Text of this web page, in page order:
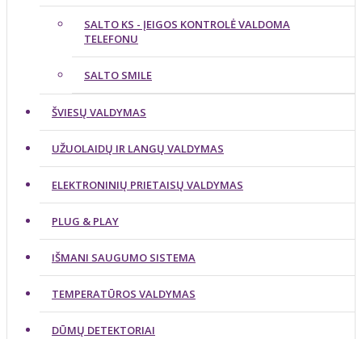
SALTO KS - ĮEIGOS KONTROLĖ VALDOMA
TELEFONU
SALTO SMILE
ŠVIESŲ VALDYMAS
UŽUOLAIDŲ IR LANGŲ VALDYMAS
ELEKTRONINIŲ PRIETAISŲ VALDYMAS
PLUG & PLAY
IŠMANI SAUGUMO SISTEMA
TEMPERATŪROS VALDYMAS
DŪMŲ DETEKTORIAI